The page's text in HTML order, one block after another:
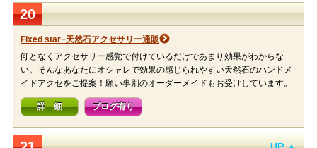
20
Fixed star−天然石アクセサリー通販
何となくアクセサリー感覚で付けているだけであまり効果がわからな
い。そんなあなたにオシャレで効果の感じられやすい天然石のハンドメ
イドアクセをご提案！願い事別のオーダーメイドもお受けしています。
詳 細 ブログ有り